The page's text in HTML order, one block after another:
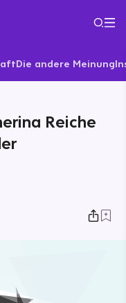
Die andere Meinung
Reiche